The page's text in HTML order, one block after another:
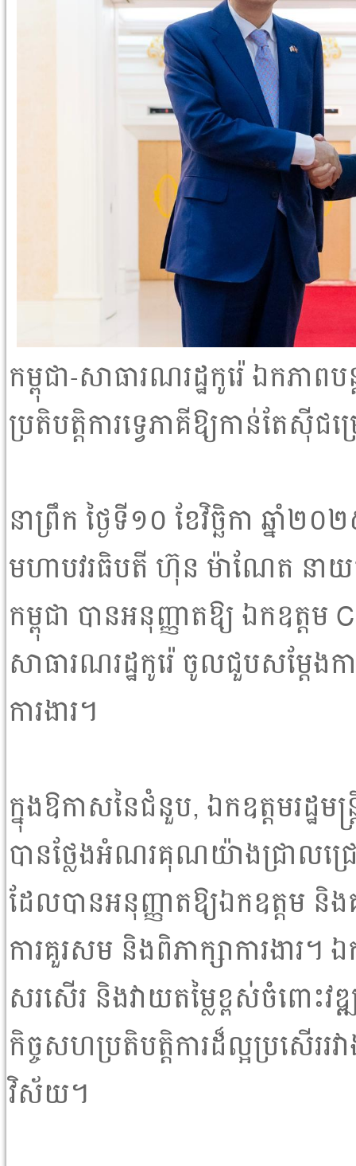
កម្ពុជា-សាធារណរដ្ឋកូរ៉េ ឯកភា
ប្រតិបត្តិការទ្វេភាគីឱ្យកាន់តែស៊ីជ
នាព្រឹក ថ្ងៃទី១០ ខែវិច្ឆិកា ឆ្នាំ២
មហាបវរធិបតី ហ៊ុន ម៉ាណែត នាយក
កម្ពុជា បានអនុញ្ញាតឱ្យ ឯកឧត្តម
សាធារណរដ្ឋកូរ៉េ ចូលជួបសម្តែង
ការងារ។
ក្នុងឱកាសនៃជំនួប, ឯកឧត្តមរដ្ឋម
បានថ្លែងអំណរគុណយ៉ាងជ្រាលជ្រ
ដែលបានអនុញ្ញាតឱ្យឯកឧត្តម
ការគួរសម និងពិភាក្សាការងារ។ ឯ
សរសើរ និងវាយតម្លៃខ្ពស់ចំពោះ
កិច្ចសហប្រតិបត្តិការដ៏ល្អប្រសើររ
វិស័យ។